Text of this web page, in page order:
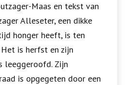
Maas en tekst van
Alleseter, een dikke
honger heeft, is ten
Het is herfst en zijn
leeggeroofd. Zijn
is opgegeten door een